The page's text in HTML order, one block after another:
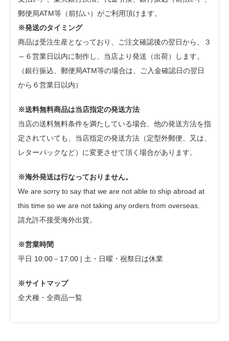
郵便局ATM等（前払い）がご利用頂けます。
※発送のタイミング
商品は受注生産となっており、ご注文確認後の翌日から、３
～６営業日以内に制作し、当店より発送（出荷）します。
（銀行振込、郵便局ATM等の場合は、ご入金確認日の翌日
から６営業日以内）
※送料無料商品は当店指定の発送方法
当店の送料無料条件を満たしている場合、他の発送方法を指
定されていても、当店指定の発送方法（定型外郵便、又は、
レターパックなど）に変更させて頂く場合があります。
※海外発送は行なっておりません。
We are sorry to say that we are not able to ship abroad at
this time so we are not taking any orders from overseas.
請允許不接受海外出貨。
※営業時間
平日 10:00－17:00 | 土・日曜・祝祭日は休業
※サイトマップ
全犬種・全商品一覧